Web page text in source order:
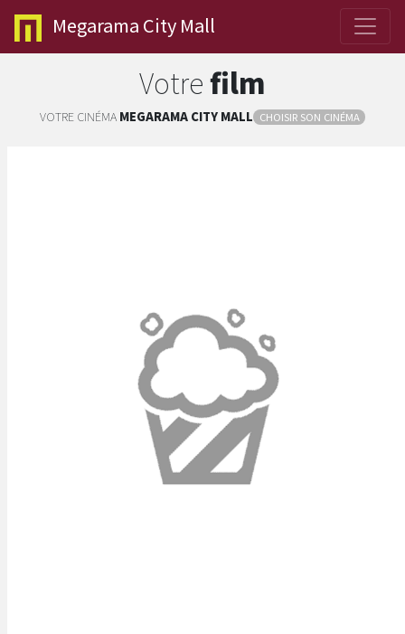
Megarama City Mall
Votrefilm
VOTRE CINÉMA MEGARAMACITY MALL CHOISIR SON CINÉMA